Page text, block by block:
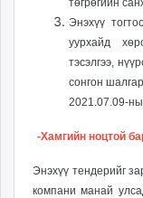
Энэхүү
уурхайд
тэсэлгээ,
сонгон
2021.07.09-
-Хамгийн ноцтой
Энэхүү тендерийг
компани манай